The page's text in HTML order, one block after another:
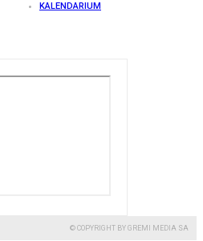
KALENDARIUM
© COPYRIGHT BY GREMI MEDIA SA